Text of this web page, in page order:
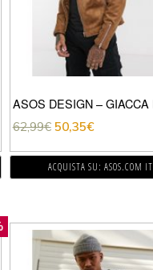
62,99€ 50,35€
ACQUISTA SU: ASOS.COM IT